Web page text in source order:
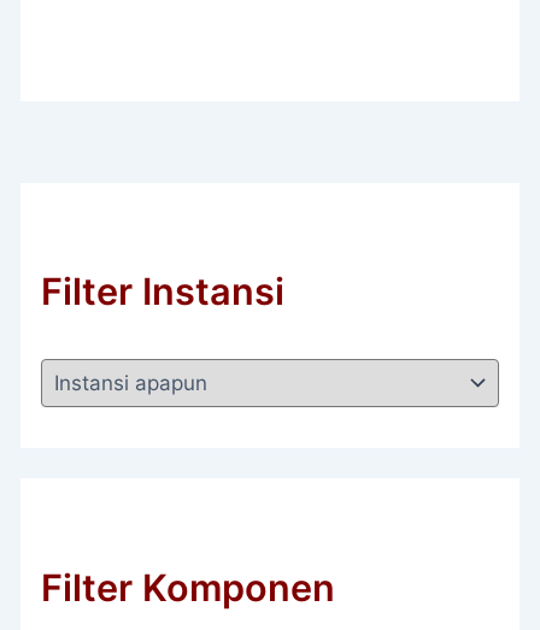
Filter Instansi
Filter Komponen